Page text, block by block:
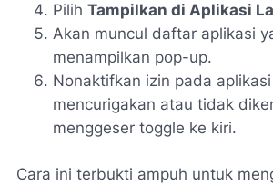
Pilih Tampilkan di Aplikasi
Akan muncul daftar aplikasi
menampilkan pop-up.
Nonaktifkan izin pada
mencurigakan atau tidak
menggeser toggle ke kiri.
Cara ini terbukti ampuh untuk